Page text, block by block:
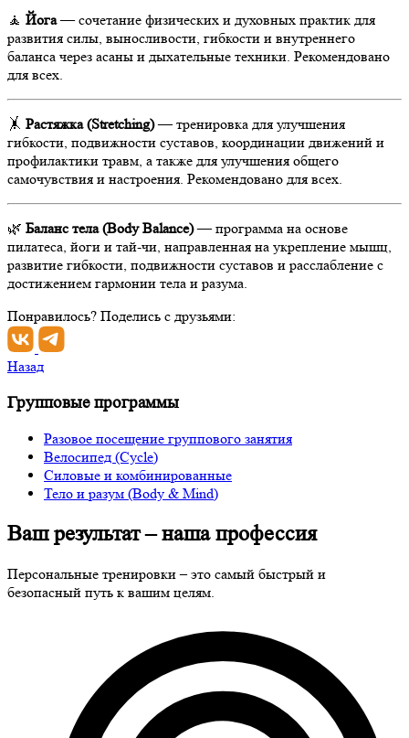
🧘 Йога— сочетание физических и духовных практик для
развития силы, выносливости, гибкости и внутреннего
баланса через асаны и дыхательные техники. Рекомендовано
для всех.
🤸 Растяжка (Stretching)— тренировка для улучшения
гибкости, подвижности суставов, координации движений и
профилактики травм, а также для улучшения общего
самочувствия и настроения. Рекомендовано для всех.
🌿 Баланс тела (Body Balance)— программа на основе
пилатеса, йоги и тай-чи, направленная на укрепление мышц,
развитие гибкости, подвижности суставов и расслабление с
достижением гармонии тела и разума.
Понравилось? Поделись с друзьями:
Назад
Групповые программы
Разовое посещение группового занятия
Велосипед (Cycle)
Силовые и комбинированные
Тело и разум (Body & Mind)
Ваш результат– наша профессия
Персональные тренировки – это самый быстрый и
безопасный путь к вашим целям.